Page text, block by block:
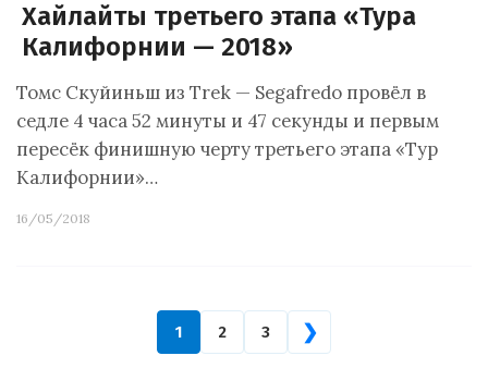
Хайлайты третьего этапа «Тура
Калифорнии — 2018»
Томс Скуйиньш из Trek — Segafredo провёл в
седле 4 часа 52 минуты и 47 секунды и первым
пересёк финишную черту третьего этапа «Тур
Калифорнии»…
16/05/2018
1 2 3 ❯